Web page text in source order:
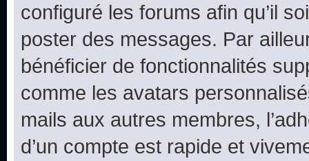
configuré les forums afin qu’il
poster des messages. Par
bénéficier de fonctionnalités
comme les avatars
mails aux autres membres,
d’un compte est rapide et